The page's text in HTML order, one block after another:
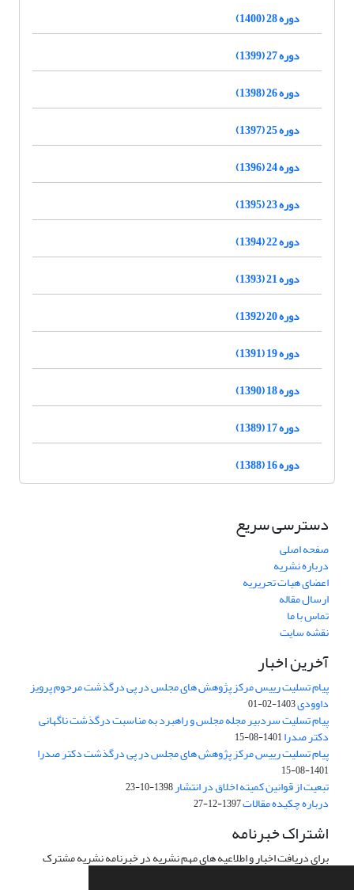
دوره 28 (1400)
دوره 27 (1399)
دوره 26 (1398)
دوره 25 (1397)
دوره 24 (1396)
دوره 23 (1395)
دوره 22 (1394)
دوره 21 (1393)
دوره 20 (1392)
دوره 19 (1391)
دوره 18 (1390)
دوره 17 (1389)
دوره 16 (1388)
دسترسی سریع
صفحه اصلی
درباره نشریه
اعضای هیات تحریریه
ارسال مقاله
تماس با ما
نقشه سایت
آخرین اخبار
پیام تسلیت رییس مرکز پژوهش های مجلس در پی درگذشت مرحوم پرویز
داوودی1403-02-01
پیام تسلیت سردبیر مجله مجلس و راهبرد به مناسبت درگذشت ناگهانی
دکتر صدرا1401-08-15
پیام تسلیت رییس مرکز پژوهش های مجلس در پی درگذشت دکتر صدرا
1401-08-15
تبعیت از قوانین کمیته اخلاق در انتشار1398-10-23
درباره چکیده مقالات1397-12-27
اشتراک خبرنامه
برای دریافت اخبار و اطلاعیه های مهم نشریه در خبرنامه نشریه مشترک